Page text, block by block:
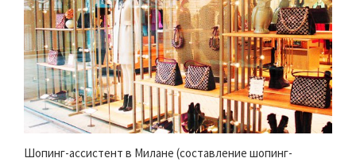
Шопинг-ассистент в Милане (составление шопинг-